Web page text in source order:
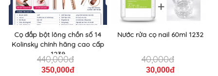
Cọ đắp bột lông chồn số 14
Kolinsky chính hãng cao cấp
1239
440,000đ
350,000đ
Nước rửa cọ nail 60ml 1232
40,000đ
30,000đ